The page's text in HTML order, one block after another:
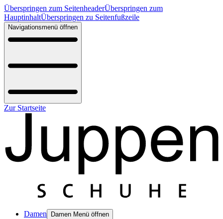
Überspringen zum SeitenheaderÜberspringen zum
HauptinhaltÜberspringen zu Seitenfußzeile
Navigationsmenü öffnen
Zur Startseite
Damen Damen Menü öffnen